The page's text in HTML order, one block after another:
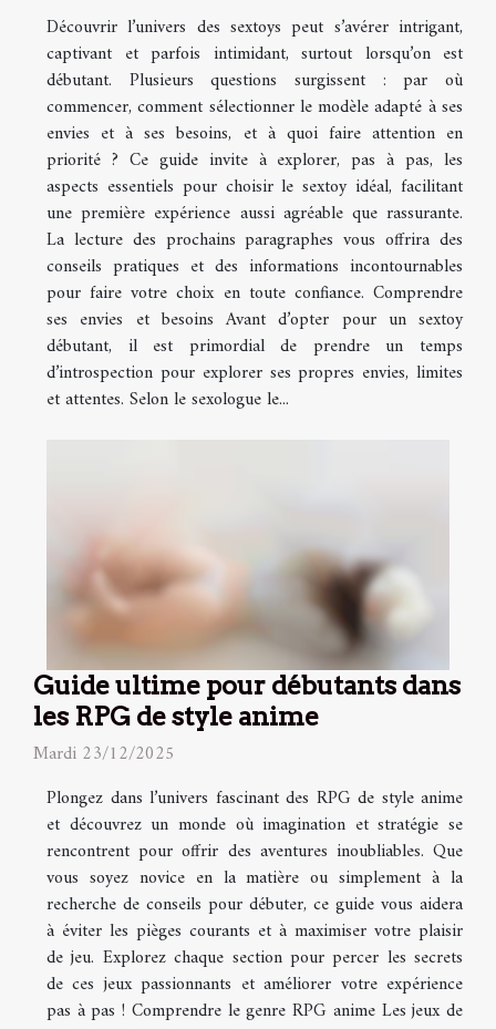
Découvrir l’univers des sextoys peut s’avérer intrigant,
captivant et parfois intimidant, surtout lorsqu’on est
débutant. Plusieurs questions surgissent : par où
commencer, comment sélectionner le modèle adapté à ses
envies et à ses besoins, et à quoi faire attention en
priorité ? Ce guide invite à explorer, pas à pas, les
aspects essentiels pour choisir le sextoy idéal, facilitant
une première expérience aussi agréable que rassurante.
La lecture des prochains paragraphes vous offrira des
conseils pratiques et des informations incontournables
pour faire votre choix en toute confiance. Comprendre
ses envies et besoins Avant d’opter pour un sextoy
débutant, il est primordial de prendre un temps
d’introspection pour explorer ses propres envies, limites
et attentes. Selon le sexologue le...
Guide ultime pour débutants dans
les RPG de style anime
Mardi 23/12/2025
Plongez dans l’univers fascinant des RPG de style anime
et découvrez un monde où imagination et stratégie se
rencontrent pour offrir des aventures inoubliables. Que
vous soyez novice en la matière ou simplement à la
recherche de conseils pour débuter, ce guide vous aidera
à éviter les pièges courants et à maximiser votre plaisir
de jeu. Explorez chaque section pour percer les secrets
de ces jeux passionnants et améliorer votre expérience
pas à pas ! Comprendre le genre RPG anime Les jeux de